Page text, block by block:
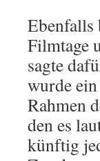
Ebenfalls
Filmtage
sagte
wurde
Rahmen
den es
künftig